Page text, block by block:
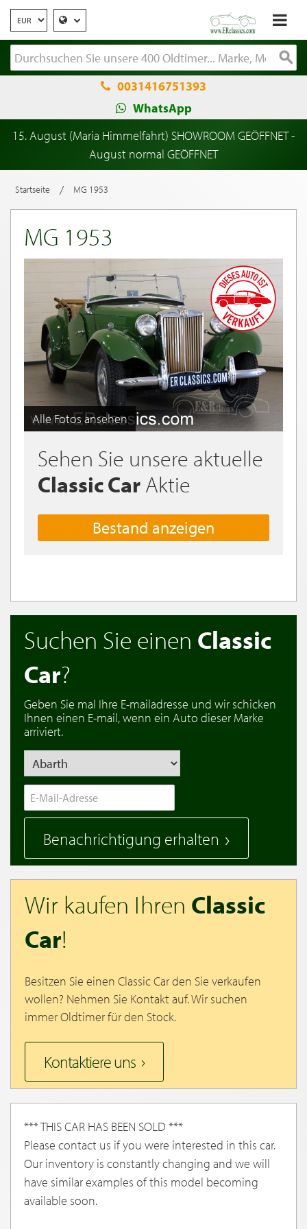
0031416751393
WhatsApp
15. August (Maria Himmelfahrt) SHOWROOM GEÖFFNET -
August normal GEÖFFNET
Startseite / MG 1953
MG 1953
Alle Fotos ansehen
Sehen Sie unsere aktuelle
Classic Car Aktie
Bestand anzeigen
Suchen Sie einen Classic
Car?
Geben Sie mal Ihre E-mailadresse und wir schicken
Ihnen einen E-mail, wenn ein Auto dieser Marke
arriviert.
Benachrichtigung erhalten
Wir kaufen Ihren Classic
Car!
Besitzen Sie einen Classic Car den Sie verkaufen
wollen? Nehmen Sie Kontakt auf. Wir suchen
immer Oldtimer für den Stock.
Kontaktiere uns
*** THIS CAR HAS BEEN SOLD ***
Please contact us if you were interested in this car.
Our inventory is constantly changing and we will
have similar examples of this model becoming
available soon.